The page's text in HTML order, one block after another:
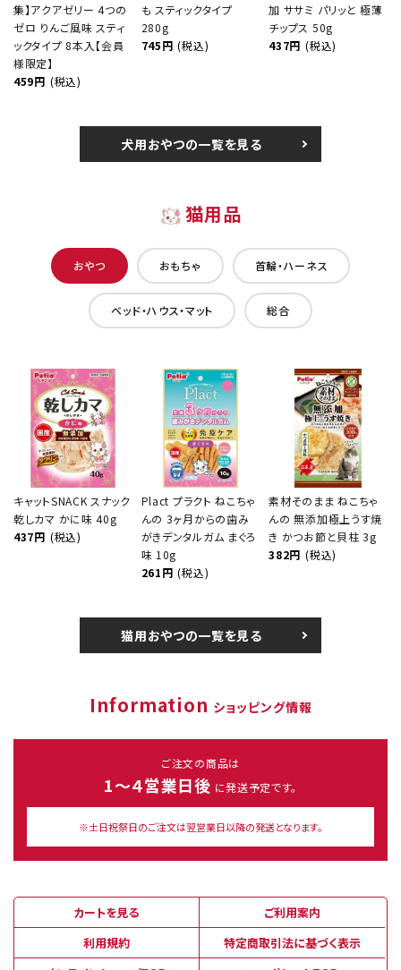
集】アクアゼリー 4つの
ゼロ りんご風味 スティ
ックタイプ 8本入【会員
様限定】
459円 (税込)
も スティックタイプ
280g
745円 (税込)
加 ササミ パリッと 極薄
チップス 50g
437円 (税込)
犬用おやつの一覧を見る
猫用品
おやつ おもちゃ 首輪・ハーネス
ベッド・ハウス・マット 総合
キャットSNACK スナック
乾しカマ かに味 40g
437円 (税込)
Plact プラクト ねこちゃ
んの 3ヶ月からの歯み
がきデンタルガム まぐろ
味 10g
261円 (税込)
素材そのまま ねこちゃ
んの 無添加極上うす焼
き かつお節と貝柱 3g
382円 (税込)
猫用おやつの一覧を見る
Information ショッピング情報
ご注文の商品は
1～４営業日後 に発送予定です。
※土日祝祭日のご注文は翌営業日以降の発送となります。
カートを見る
ご利用案内
利用規約
特定商取引法に基づく表示